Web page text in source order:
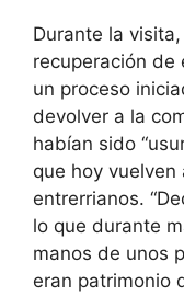
Durante la
recuperación de
un proceso
devolver a la
habían sido
que hoy
entrerrianos.
lo que durante
manos de unos
eran patrimonio